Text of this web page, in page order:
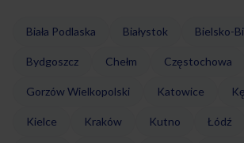
Biała Podlaska Białystok Bielsko-
Bydgoszcz Chełm Częstochowa
Gorzów Wielkopolski Katowice
Kielce Kraków Kutno Łódź